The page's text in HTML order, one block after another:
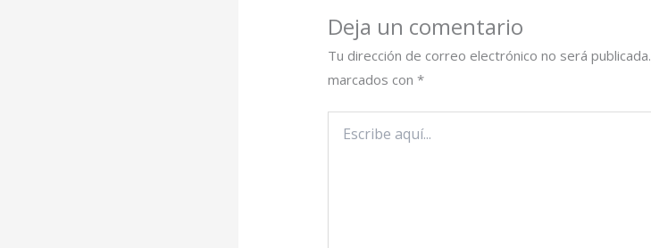
Deja un comentario
Tu dirección de correo electrónico no será publicada.
marcados con*
aquí...